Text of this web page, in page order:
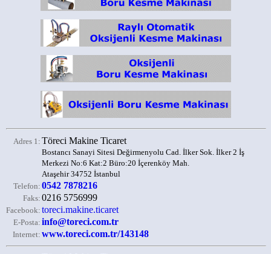
Adres 1: Töreci Makine Ticaret
Bostancı Sanayi Sitesi Değirmenyolu Cad. İlker Sok. İlker 2 İş
Merkezi No:6 Kat:2 Büro:20 İçerenköy Mah.
Ataşehir 34752 İstanbul
Telefon: 0542 7878216
Faks: 0216 5756999
Facebook: toreci.makine.ticaret
E-Posta: info@toreci.com.tr
Internet: www.toreci.com.tr/143148